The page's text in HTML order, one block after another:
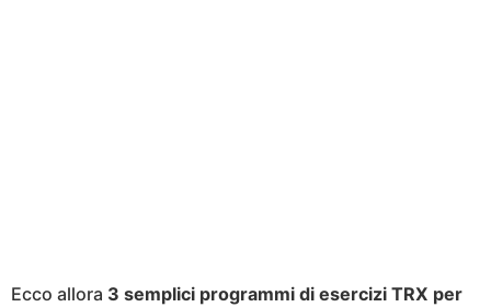
Ecco allora 3 semplici programmi di esercizi TRX per